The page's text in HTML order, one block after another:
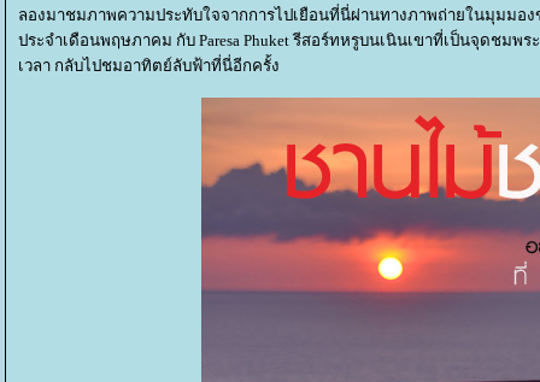
ลองมาชมภาพความประทับใจจากการไปเยือนที่นี่ผ่านทางภาพถ่ายในมุมมอ
ประจำเดือนพฤษภาคม กับ Paresa Phuket รีสอร์ทหรูบนเนินเขาที่เป็นจุดชม
เวลา กลับไปชมอาทิตย์ลับฟ้าที่นี่อีกครั้ง